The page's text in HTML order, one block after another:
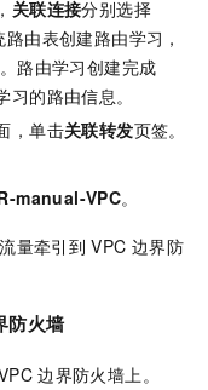
关联连接分别选择
由表创建路由学习，
路由学习创建完成
习的路由信息。
，单击关联转发页签。
manual-VPC。
量牵引到 VPC 边界防
防火墙
边界防火墙上。